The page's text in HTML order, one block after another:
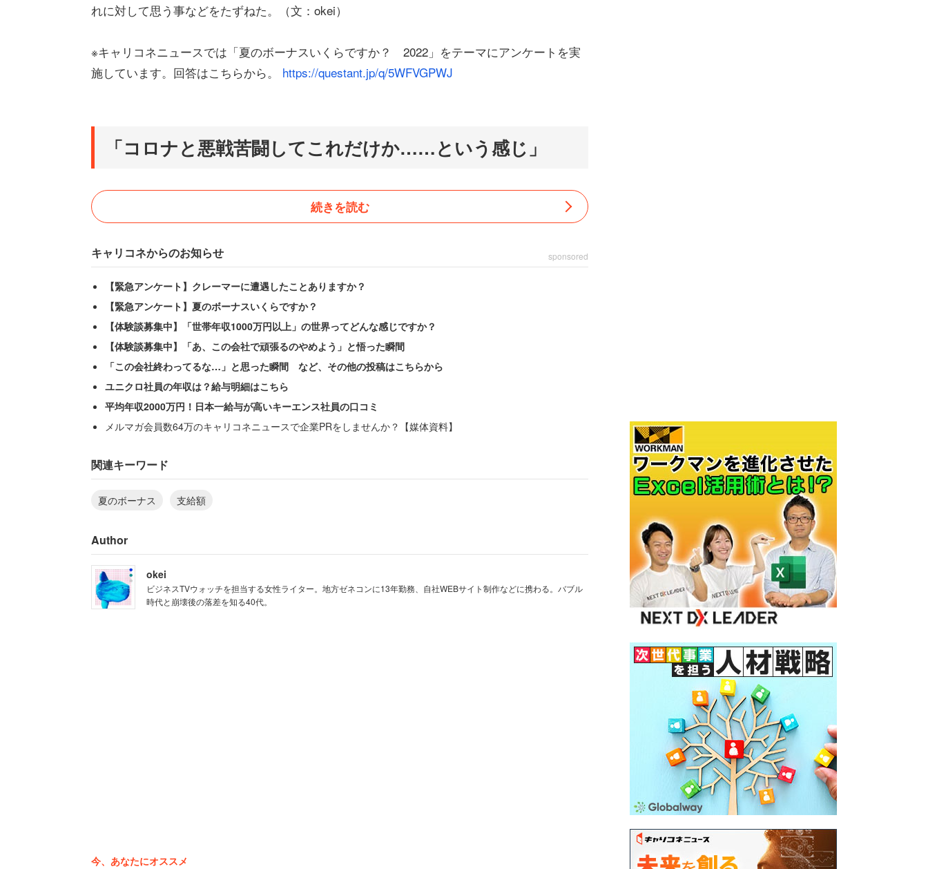
れに対して思う事などをたずねた。（文：okei）
※キャリコネニュースでは「夏のボーナスいくらですか？ 2022」をテーマにアンケートを実
施しています。回答はこちらから。
https://questant.jp/q/5WFVGPWJ
「コロナと悪戦苦闘してこれだけか……という感じ」
性。複雑な胸中を次のように語ってくれた。
「変わらずいただけるのはありがたいと思っていますが、一方でコロナと悪戦苦闘してこれだ
いなくて幸いですが同僚が感染しているのを見ると感染（予防）技術を更に上げねばと身の引
き締まる思いです」（医療／正社員・職員／年収600万円）
同じく東京都で暮らす30代後半の女性は、具体的な額と使い道をこう明かす。
続きを読む
キャリコネからのお知らせ sponsored
【緊急アンケート】クレーマーに遭遇したことありますか？
【緊急アンケート】夏のボーナスいくらですか？
【体験談募集中】「世帯年収1000万円以上」の世界ってどんな感じですか？
【体験談募集中】「あ、この会社で頑張るのやめよう」と悟った瞬間
「この会社終わってるな…」と思った瞬間 など、その他の投稿はこちらから
ユニクロ社員の年収は？給与明細はこちら
平均年収2000万円！日本一給与が高いキーエンス社員の口コミ
メルマガ会員数64万のキャリコネニュースで企業PRをしませんか？【媒体資料】
関連キーワード
夏のボーナス 支給額
Author
okei
ビジネスTVウォッチを担当する女性ライター。地方ゼネコンに13年勤務、自社WEBサイト制作などに携わる。バブル
時代と崩壊後の落差を知る40代。
今、あなたにオススメ